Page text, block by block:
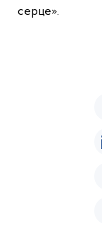
серце».